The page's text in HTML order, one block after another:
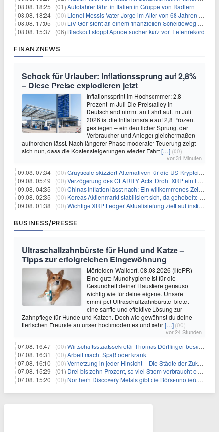
08.08. 18:25 | (01) Autofahrer fährt in Italien in Gruppe von Radlern
08.08. 18:24 | (00) Lionel Messis Vater Jorge im Alter von 68 Jahren gestorben
08.08. 17:05 | (00) LIV Golf steht an einem finanziellen Scheideweg auf der Suche nach neuen Investitionen
08.08. 15:37 | (06) Blackout stoppt Apnoetaucher kurz vor Tiefenrekord
FINANZNEWS
Schock für Urlauber: Inflationssprung auf 2,8%
– Diese Preise explodieren jetzt
Inflationssprint im Hochsommer: 2,8
Prozent im Juli Die Preisralley in
Deutschland nimmt an Fahrt auf. Im Juli
2026 ist die Inflationsrate auf 2,8 Prozent
gestiegen – ein deutlicher Sprung, der
Verbraucher und Anleger gleichermaßen
aufhorchen lässt. Nach längerer Phase moderater Teuerung zeigt
sich nun, dass die Kostensteigerungen wieder Fahrt[…] (00)
vor 31 Minuten
09.08. 07:34 | (00) Grayscale skizziert Alternativen für die US-Kryptoindustrie ohne CLARITY Act
09.08. 05:49 | (00) Verzögerung des CLARITY Acts: Droht XRP ein Fall unter die $1-Marke?
09.08. 04:35 | (00) Chinas Inflation lässt nach: Ein willkommenes Zeichen für Investoren angesichts der Folgen des Öl-Schocks
09.08. 02:35 | (00) Koreas Aktienmarkt stabilisiert sich, da gehebelte Positionen abgebaut werden
09.08. 01:38 | (00) Wichtige XRP Ledger Aktualisierung zielt auf institutionelle Akzeptanz ab
BUSINESS/PRESSE
Ultraschallzahnbürste für Hund und Katze –
Tipps zur erfolgreichen Eingewöhnung
Mörfelden-Walldorf, 08.08.2026 (lifePR) -
Eine gute Mundhygiene ist für die
Gesundheit deiner Haustiere genauso
wichtig wie für deine eigene. Unsere
emmi-pet Ultraschallzahnbürste bietet
eine sanfte und effektive Lösung zur
Zahnpflege für Hunde und Katzen. Doch wie gewöhnst du deine
tierischen Freunde an unser hochmodernes und sehr[…] (00)
vor 24 Stunden
07.08. 16:47 | (00) Wirtschaftsstaatssekretär Thomas Dörflinger besucht Handwerksbetrieb im Kammerbezirk Freiburg
07.08. 16:31 | (00) Arbeit macht Spaß oder krank
07.08. 16:10 | (00) Vernetzung in jeder Hinsicht – Die Städte der Zukunft sind grün-blau
07.08. 15:29 | (01) Drei bis zehn Prozent, so viel Strom verbraucht ein Aufzug im Gebäude
07.08. 15:20 | (00) Northern Discovery Metals gibt die Börsennotierung an der Frankfurter Wertpapierbörse bekannt